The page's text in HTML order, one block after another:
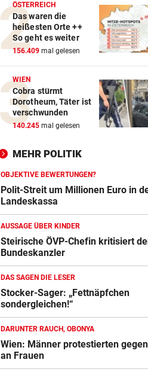
Der Tag danach: „Es sieht
am Schlachtfeld“
OBJEKTIVE BEWERTUNGEN? vor
Polit-Streit um Millionen
der Landeskassa
AUSTRIA WIEN vor
Mutiges Hollywood wird zur
Operation bei ÖSV-Skistar
erfolgreich verlaufen!
VOR FOOTBALL-MATCH
Wikinger entern Museum:
hat Spaß gemacht!“
Mittelmeer erreicht immer
neue Höchstwerte
RADSPORT
Gall behauptet Burgos-
vor dem Schlusstag!
ÖSTERREICH
Das waren die
heißesten Orte ++
So geht es weiter
156.409 mal gelesen
WIEN
Cobra stürmt
Dorotheum, Täter ist
verschwunden
140.245 mal gelesen
MEHR POLITIK
OBJEKTIVE BEWERTUNGEN?
Polit-Streit um Millionen Euro in
Landeskassa
AUSSAGE ÜBER KINDER
Steirische ÖVP-Chefin kritisiert
Bundeskanzler
DAS SAGEN DIE LESER
Stocker-Sager: „Fettnäpfchen
sondergleichen!“
DARUNTER RAUCH, OBONYA
Wien: Männer protestierten
an Frauen